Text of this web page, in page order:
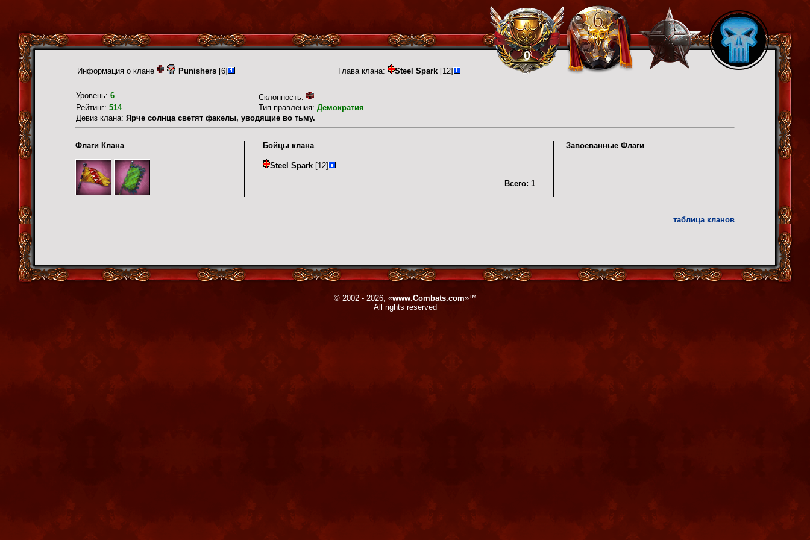
0
Информация о клане Punishers [6] Глава клана: Steel Spark [12]
Уровень: 6
Склонность:
Рейтинг: 514 Тип правления: Демократия
Девиз клана: Ярче солнца светят факелы, уводящие во тьму.
Флаги Клана Бойцы клана
Steel Spark [12]
Всего: 1
Завоеванные Флаги
таблица кланов
© 2002 - 2026, «www.Combats.com»™
All rights reserved